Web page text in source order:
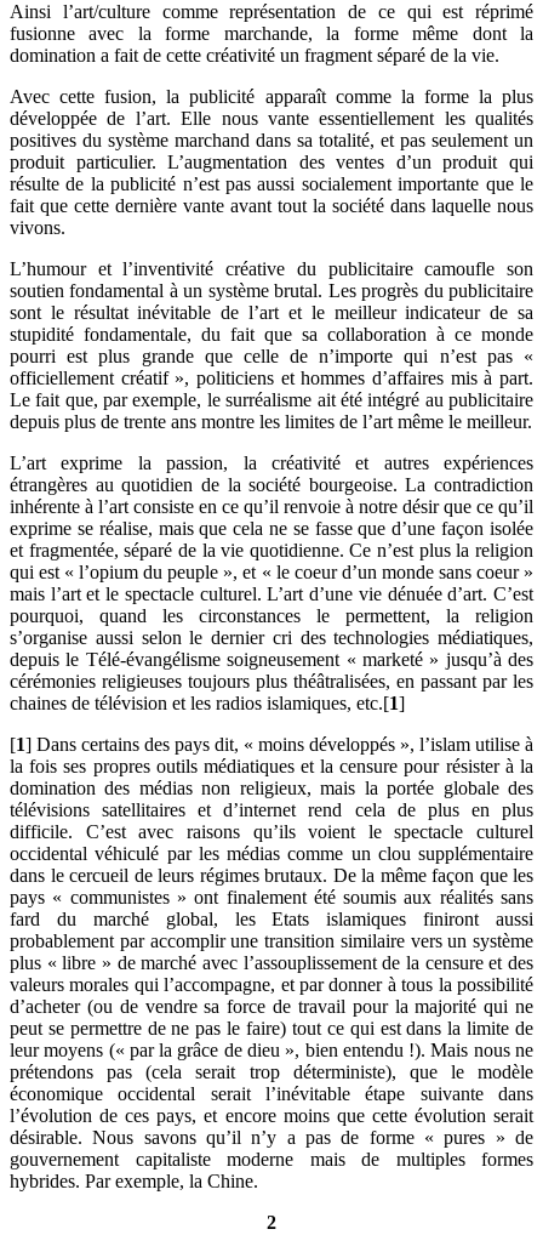
Ainsi l’art/culture comme représentation de ce qui est réprimé
fusionne avec la forme marchande, la forme même dont la
domination a fait de cette créativité un fragment séparé de la vie.
Avec cette fusion, la publicité apparaît comme la forme la plus
développée de l’art. Elle nous vante essentiellement les qualités
positives du système marchand dans sa totalité, et pas seulement un
produit particulier. L’augmentation des ventes d’un produit qui
résulte de la publicité n’est pas aussi socialement importante que le
fait que cette dernière vante avant tout la société dans laquelle nous
vivons.
L’humour et l’inventivité créative du publicitaire camoufle son
soutien fondamental à un système brutal. Les progrès du publicitaire
sont le résultat inévitable de l’art et le meilleur indicateur de sa
stupidité fondamentale, du fait que sa collaboration à ce monde
pourri est plus grande que celle de n’importe qui n’est pas «
officiellement créatif », politiciens et hommes d’affaires mis à part.
Le fait que, par exemple, le surréalisme ait été intégré au publicitaire
depuis plus de trente ans montre les limites de l’art même le meilleur.
L’art exprime la passion, la créativité et autres expériences
étrangères au quotidien de la société bourgeoise. La contradiction
inhérente à l’art consiste en ce qu’il renvoie à notre désir que ce qu’il
exprime se réalise, mais que cela ne se fasse que d’une façon isolée
et fragmentée, séparé de la vie quotidienne. Ce n’est plus la religion
qui est « l’opium du peuple », et « le coeur d’un monde sans coeur »
mais l’art et le spectacle culturel. L’art d’une vie dénuée d’art. C’est
pourquoi, quand les circonstances le permettent, la religion
s’organise aussi selon le dernier cri des technologies médiatiques,
depuis le Télé-évangélisme soigneusement « marketé » jusqu’à des
cérémonies religieuses toujours plus théâtralisées, en passant par les
chaines de télévision et les radios islamiques, etc.[1]
[1] Dans certains des pays dit, « moins développés », l’islam utilise à
la fois ses propres outils médiatiques et la censure pour résister à la
domination des médias non religieux, mais la portée globale des
télévisions satellitaires et d’internet rend cela de plus en plus
difficile. C’est avec raisons qu’ils voient le spectacle culturel
occidental véhiculé par les médias comme un clou supplémentaire
dans le cercueil de leurs régimes brutaux. De la même façon que les
pays « communistes » ont finalement été soumis aux réalités sans
fard du marché global, les Etats islamiques finiront aussi
probablement par accomplir une transition similaire vers un système
plus « libre » de marché avec l’assouplissement de la censure et des
valeurs morales qui l’accompagne, et par donner à tous la possibilité
d’acheter (ou de vendre sa force de travail pour la majorité qui ne
peut se permettre de ne pas le faire) tout ce qui est dans la limite de
leur moyens (« par la grâce de dieu », bien entendu !). Mais nous ne
prétendons pas (cela serait trop déterministe), que le modèle
économique occidental serait l’inévitable étape suivante dans
l’évolution de ces pays, et encore moins que cette évolution serait
désirable. Nous savons qu’il n’y a pas de forme « pures » de
gouvernement capitaliste moderne mais de multiples formes
hybrides. Par exemple, la Chine.
2